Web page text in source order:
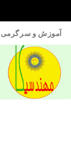
Skip
to
content
آموزش و سرگرمی